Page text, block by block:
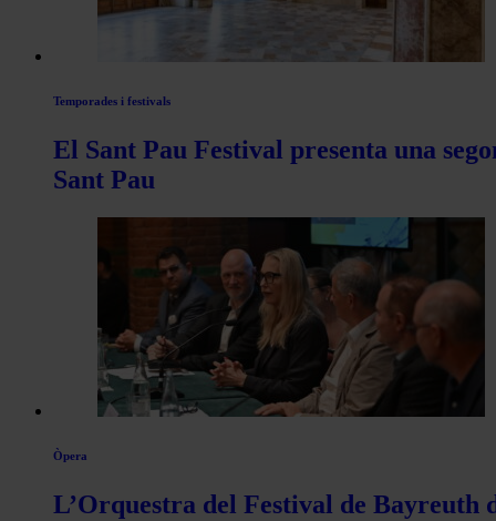
Temporades i festivals
El Sant Pau Festival presenta una
Sant Pau
Òpera
L’Orquestra del Festival de Bayreuth